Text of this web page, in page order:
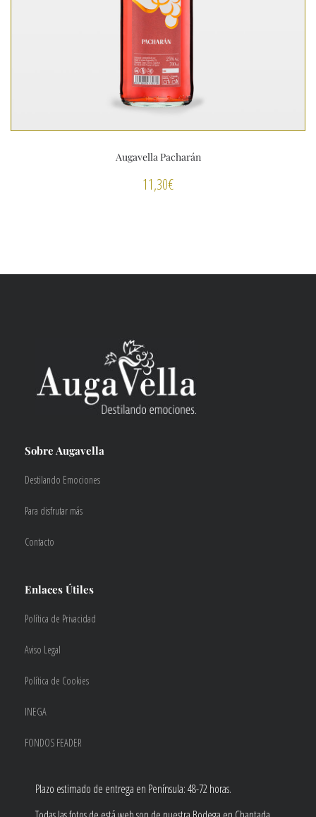
Augavella Pacharán
11,30€
Sobre Augavella
Destilando Emociones
Para disfrutar más
Contacto
Enlaces Útiles
Política de Privacidad
Aviso Legal
Política de Cookies
INEGA
FONDOS FEADER
Plazo estimado de entrega en Península: 48-72 horas.